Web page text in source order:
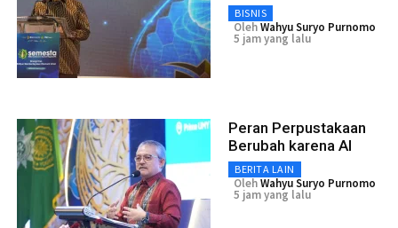
BISNIS
OlehWahyu Suryo Purnomo
5 jam yang lalu
Peran Perpustakaan
Berubah karena AI
BERITA LAIN
OlehWahyu Suryo Purnomo
5 jam yang lalu